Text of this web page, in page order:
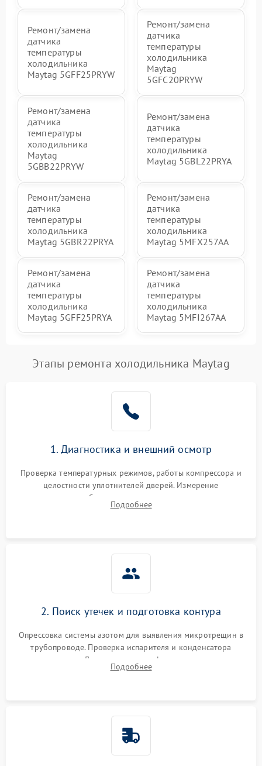
Ремонт/замена
датчика
температуры
холодильника
Maytag 5GFF25PRYW
Ремонт/замена
датчика
температуры
холодильника
Maytag
5GFC20PRYW
Ремонт/замена
датчика
температуры
холодильника
Maytag
5GBB22PRYW
Ремонт/замена
датчика
температуры
холодильника
Maytag 5GBL22PRYA
Ремонт/замена
датчика
температуры
холодильника
Maytag 5GBR22PRYA
Ремонт/замена
датчика
температуры
холодильника
Maytag 5MFX257AA
Ремонт/замена
датчика
температуры
холодильника
Maytag 5GFF25PRYA
Ремонт/замена
датчика
температуры
холодильника
Maytag 5MFI267AA
Этапы ремонта холодильника Maytag
1. Диагностика и внешний осмотр
Проверка температурных режимов, работы компрессора и
целостности уплотнителей дверей. Измерение
сопротивления обмоток мотора, проверка термостата и
считывание кодов ошибок с электронного дисплея.
Подробнее
2. Поиск утечек и подготовка контура
Опрессовка системы азотом для выявления микротрещин в
трубопроводе. Проверка испарителя и конденсатора
течеискателем. Демонтаж старого фильтра-осушителя и
продувка капиллярной трубки для устранения засоров.
Подробнее